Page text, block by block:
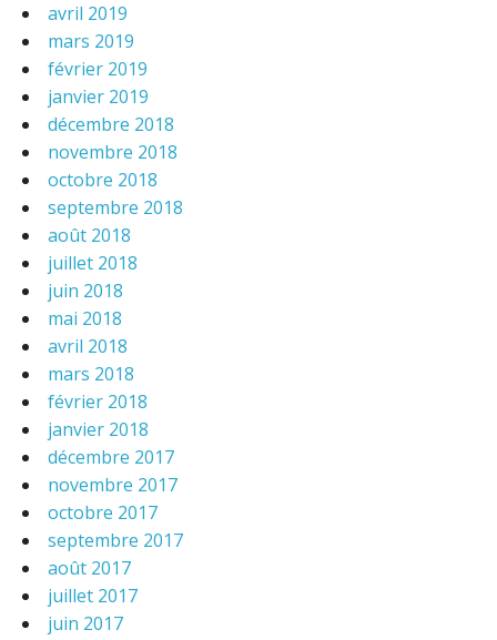
avril 2019
mars 2019
février 2019
janvier 2019
décembre 2018
novembre 2018
octobre 2018
septembre 2018
août 2018
juillet 2018
juin 2018
mai 2018
avril 2018
mars 2018
février 2018
janvier 2018
décembre 2017
novembre 2017
octobre 2017
septembre 2017
août 2017
juillet 2017
juin 2017